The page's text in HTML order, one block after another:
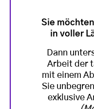
Sie
in voller
Dann
Arbeit der
mit einem
Sie
exklusive